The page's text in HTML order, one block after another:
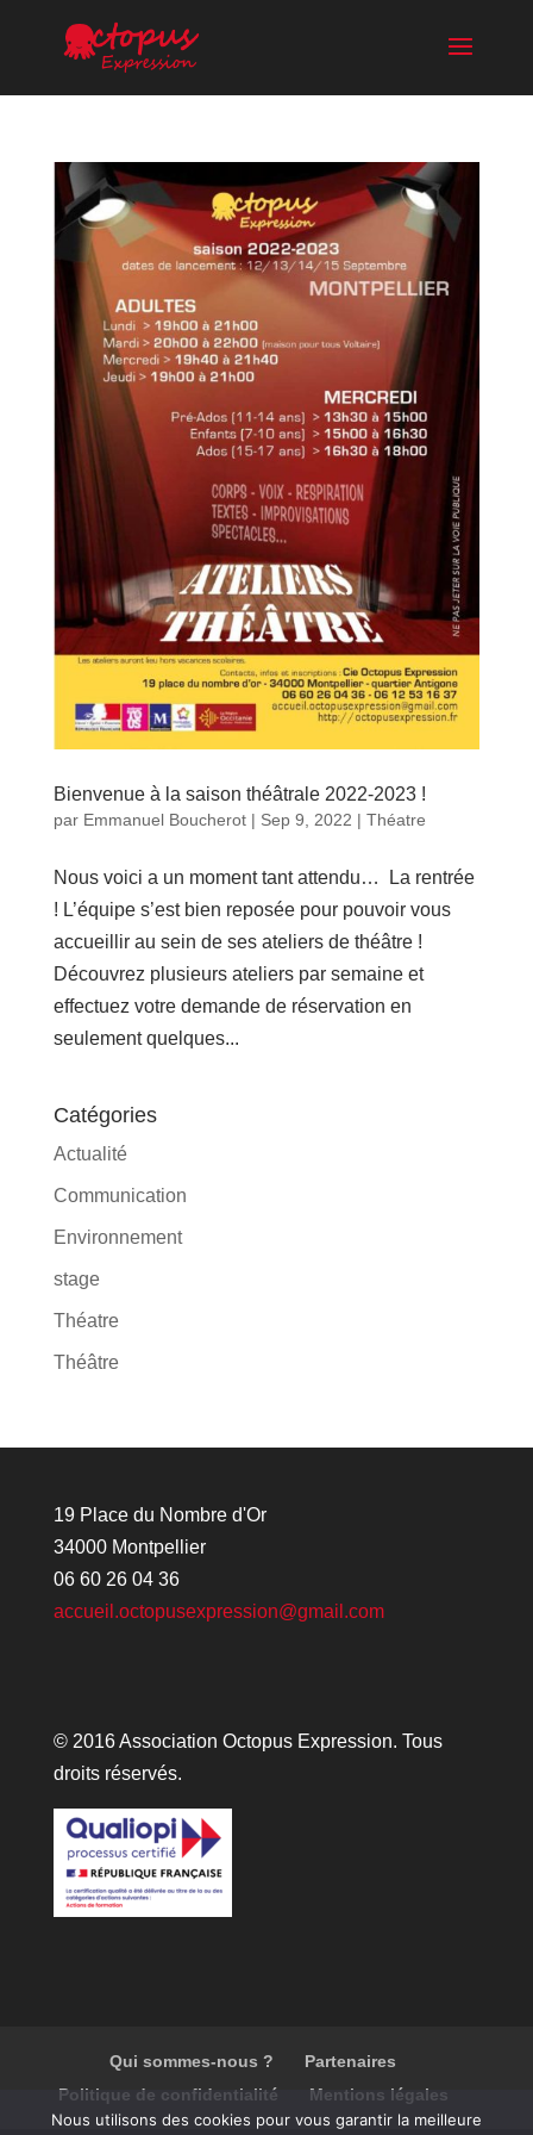
Bienvenue à la saison théâtrale 2022-2023 !
par Emmanuel Boucherot| Sep 9, 2022 | Théatre
Nous voici a un moment tant attendu… La rentrée
! L’équipe s’est bien reposée pour pouvoir vous
accueillir au sein de ses ateliers de théâtre !
Découvrez plusieurs ateliers par semaine et
effectuez votre demande de réservation en
seulement quelques...
Catégories
Actualité
Communication
Environnement
stage
Théatre
Théâtre
19 Place du Nombre d'Or
34000 Montpellier
06 60 26 04 36
accueil.octopusexpression@gmail.com
© 2016 Association Octopus Expression. Tous
droits réservés.
Qui sommes-nous ?
Partenaires
Politique de confidentialité
Mentions légales
Nous utilisons des cookies pour vous garantir la meilleure